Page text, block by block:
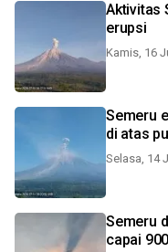
Aktivitas
erupsi
Kamis, 16
Semeru
di atas
Selasa, 14
Semeru
capai